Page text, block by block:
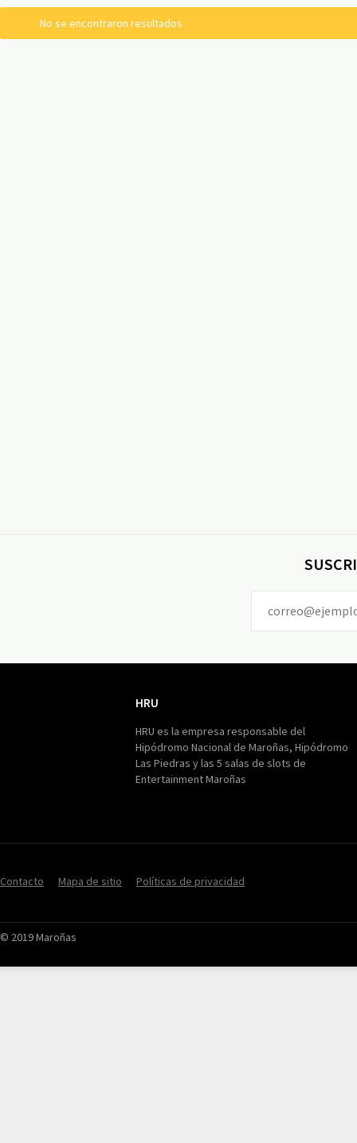
No se encontraron resultados
HRU
HRU es la empresa responsable del
Hipódromo Nacional de Maroñas, Hipódromo
Las Piedras y las 5 salas de slots de
Entertainment Maroñas
Contacto Mapa de sitio Políticas de privacidad
© 2019 Maroñas